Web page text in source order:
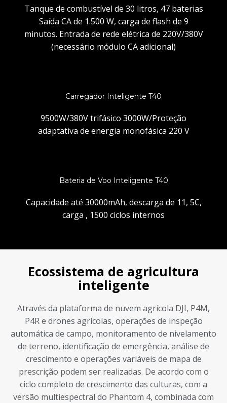
Tanque de combustível de 30 litros, 47 baterias
Saída CA de 1.500 W, carga de flash de 9
minutos. Entrada de rede elétrica de 220V/380V
(necessário módulo CA adicional)
Carregador Inteligente T40
9500W/380V trifásico 3000W/Proteção
adaptativa de energia monofásica 220 V
Bateria de Voo Inteligente T40
Capacidade até 30000mAh, descarga de 11, 5C,
carga , 1500 ciclos internos
Ecossistema de agricultura
inteligente
Através da plataforma de nuvem agrícola DJI, P4M,
P4R e drones agrícolas, operações de inspeção
automática de campo, monitoramento de nivelamento
de terreno, identificação de emergência, análise de
crescimento e operações variáveis ​​de mapa de
prescrição podem ser realizadas. De acordo com o
ciclo completo de crescimento das culturas, com a
versão multiespectral do Phantom 4, combinada com